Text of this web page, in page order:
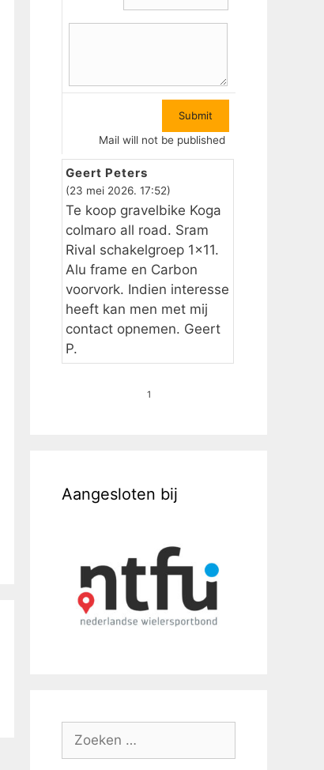
Mail will not be published
Geert Peters
(23 mei 2026. 17:52)
Te koop gravelbike Koga
colmaro all road. Sram
Rival schakelgroep 1×11.
Alu frame en Carbon
voorvork. Indien interesse
heeft kan men met mij
contact opnemen. Geert
P.
1
Aangesloten bij